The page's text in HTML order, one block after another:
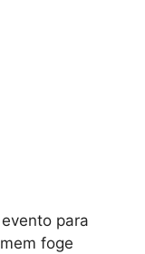
para
foge